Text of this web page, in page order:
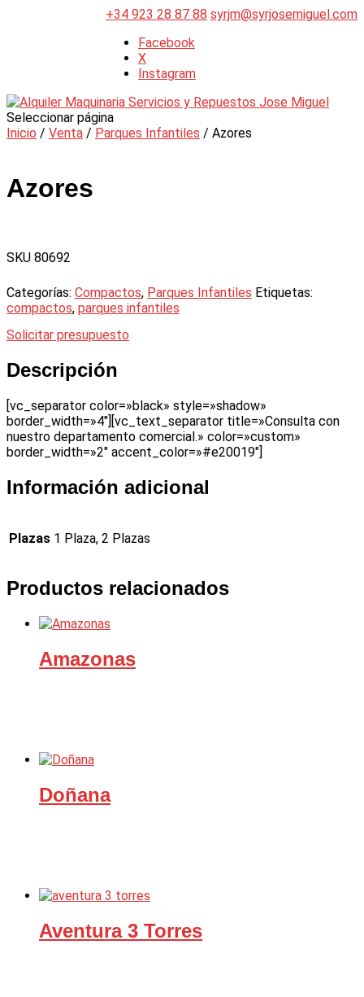
+34 923 28 87 88 syrjm@syrjosemiguel.com
Facebook
X
Instagram
Seleccionar página
Inicio / Venta / Parques Infantiles / Azores
Azores
SKU 80692
Categorías: Compactos, Parques Infantiles Etiquetas:
compactos, parques infantiles
Solicitar presupuesto
Descripción
[vc_separator color=»black» style=»shadow»
border_width=»4″][vc_text_separator title=»Consulta con
nuestro departamento comercial.» color=»custom»
border_width=»2″ accent_color=»#e20019″]
Información adicional
Plazas 1 Plaza, 2 Plazas
Productos relacionados
Amazonas
Doñana
Aventura 3 Torres